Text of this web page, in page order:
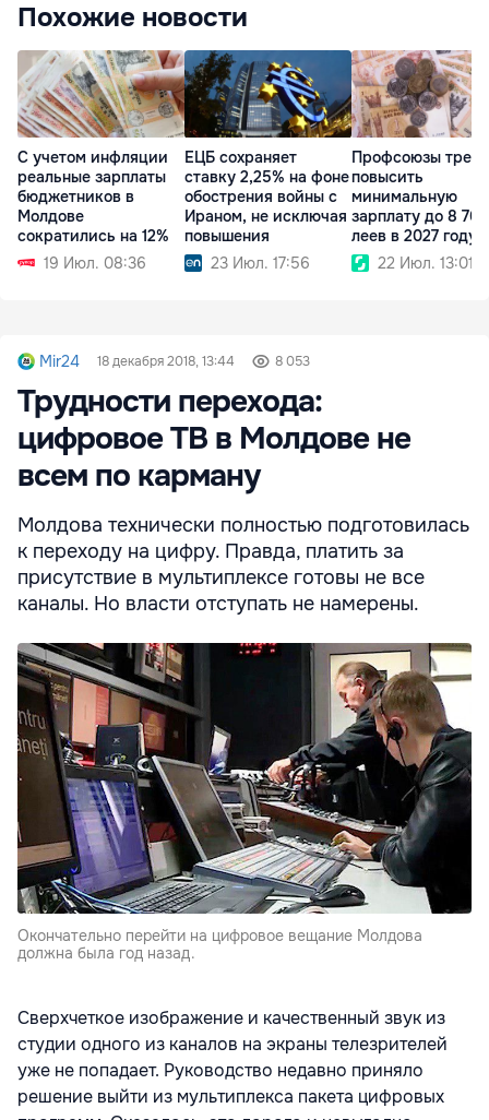
Похожие новости
С учетом инфляции
реальные зарплаты
бюджетников в
Молдове
сократились на 12%
19 Июл. 08:36
ЕЦБ сохраняет
ставку 2,25% на фоне
обострения войны с
Ираном, не исключая
повышения
23 Июл. 17:56
Профсоюзы
повысить
минимальную
зарплату до 8 700
леев в 2027 году
22 Июл. 13:01
Mir24 18 декабря 2018, 13:44 8 053
Трудности перехода:
цифровое ТВ в Молдове не
всем по карману
Молдова технически полностью подготовилась
к переходу на цифру. Правда, платить за
присутствие в мультиплексе готовы не все
каналы. Но власти отступать не намерены.
Окончательно перейти на цифровое вещание Молдова
должна была год назад.
Сверхчеткое изображение и качественный звук из
студии одного из каналов на экраны телезрителей
уже не попадает. Руководство недавно приняло
решение выйти из мультиплекса пакета цифровых